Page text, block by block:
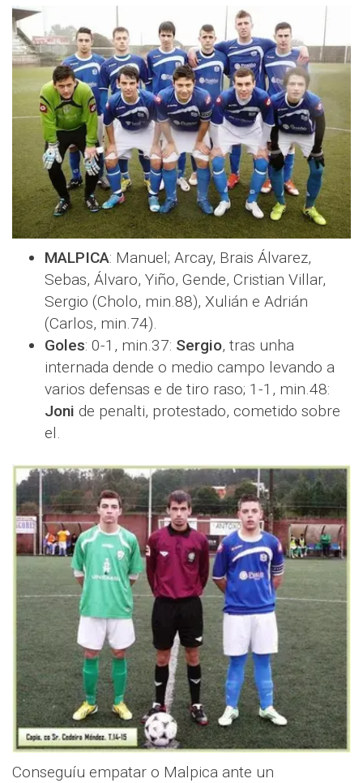
MALPICA: Manuel; Arcay, Brais Álvarez,
Sebas, Álvaro, Yiño, Gende, Cristian Villar,
Sergio (Cholo, min.88), Xulián e Adrián
(Carlos, min.74).
Goles: 0-1, min.37: Sergio, tras unha
internada dende o medio campo levando a
varios defensas e de tiro raso; 1-1, min.48:
Joni de penalti, protestado, cometido sobre
el.
Conseguíu empatar o Malpica ante un